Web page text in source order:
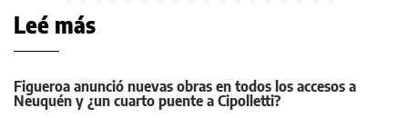
Leé más
Figueroa anunció nuevas obras en todos los accesos a
Neuquén y ¿un cuarto puente a Cipolletti?